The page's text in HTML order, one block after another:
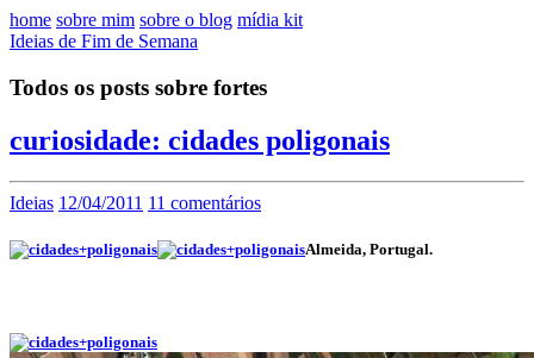
home sobre mim sobre o blog mídia kit
Ideias de Fim de Semana
Todos os posts sobre fortes
curiosidade: cidades poligonais
Ideias 12/04/2011 11 comentários
Almeida, Portugal.